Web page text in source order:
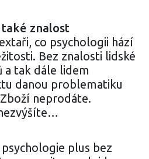
také znalost
co psychologii hází
Bez znalosti lidské
a tak dále lidem
danou problematiku
neprodáte.
plus bez